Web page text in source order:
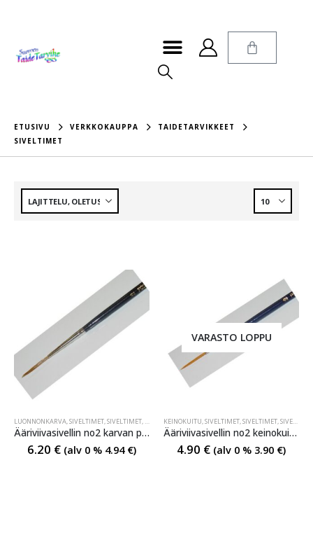
ETUSIVU VERKKOKAUPPA
TAIDETARVIKKEET
SIVELTIMET
LUONNONKARVA,SIVELTIMET,SIVELTIMET, SIVELTIMET
Ääriviivasivellin no2 karvan pituus n.2 cm
6.20 € (alv 0 % 4.94 €)
VARASTO LOPPU
KEINOKUITU,SIVELTIMET,SIVELTIMET,SIVELTIMET
Ääriviivasivellin no2 keinokuitua
4.90 € (alv 0 % 3.90 €)